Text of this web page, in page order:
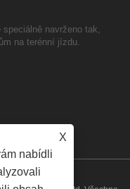
speciálně navrženo tak,
na terénní jízdu.
X
nabídli